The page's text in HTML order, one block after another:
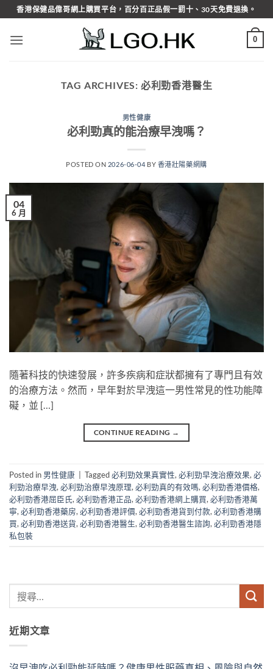
Skip
to
content
香港保健品偉哥網上購買平台，百分百正品假一罰十、30天免費退換。
0
TAG ARCHIVES: 必利勁香港醫生
男性健康
必利勁真的能治療早洩嗎？
POSTED ON 2026-06-04 BY 香港壯陽藥網購
04
6 月
隨著科技的快速發展，許多疾病和症狀都擁有了專門且有效
的治療方法。然而，早年對於早洩這一男性常見的性功能障
礙，並 […]
CONTINUE READING →
Posted in 男性健康 Tagged必利勁效果真實性, 必利勁早洩治療效果, 必
利勁治療早洩, 必利勁治療早洩原理, 必利勁真的有效嗎, 必利勁香港價格,
必利勁香港屈臣氏, 必利勁香港正品, 必利勁香港網上購買, 必利勁香港萬
寧, 必利勁香港藥房, 必利勁香港評價, 必利勁香港貨到付款, 必利勁香港購
買, 必利勁香港送貨, 必利勁香港醫生, 必利勁香港醫生諮詢, 必利勁香港隱
私包裝
近期文章